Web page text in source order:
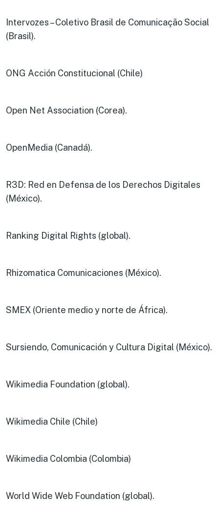
Intervozes – Coletivo Brasil de Comunicação Social
(Brasil).
ONG Acción Constitucional (Chile)
Open Net Association (Corea).
OpenMedia (Canadá).
R3D: Red en Defensa de los Derechos Digitales
(México).
Ranking Digital Rights (global).
Rhizomatica Comunicaciones (México).
SMEX (Oriente medio y norte de África).
Sursiendo, Comunicación y Cultura Digital (México).
Wikimedia Foundation (global).
Wikimedia Chile (Chile)
Wikimedia Colombia (Colombia)
World Wide Web Foundation (global).